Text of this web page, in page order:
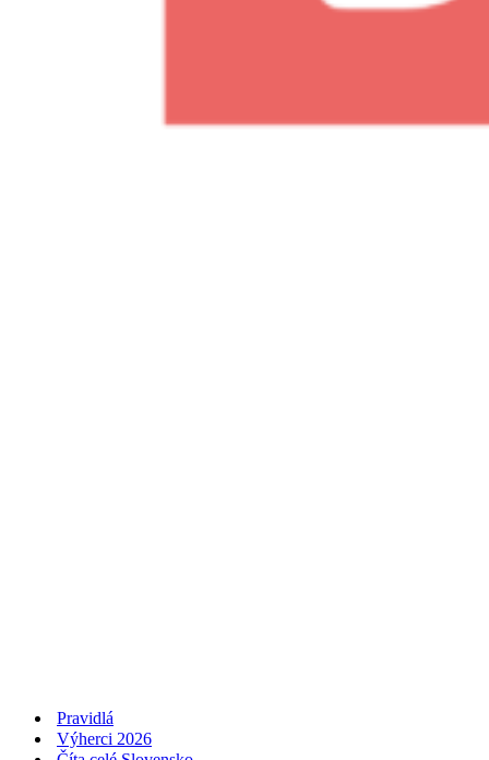
Pravidlá
Výherci 2026